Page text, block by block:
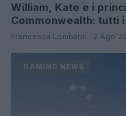
William, Kate e i
Commonwealth: tutti
Francesca Lombardi · 2 Ago
GAMING NEWS